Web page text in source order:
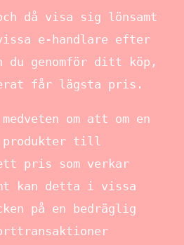
då visa sig lönsamt
e-handlare efter
du genomför ditt köp,
får lägsta pris.
om att om en
produkter till
pris som verkar
kan detta i vissa
på en bedräglig